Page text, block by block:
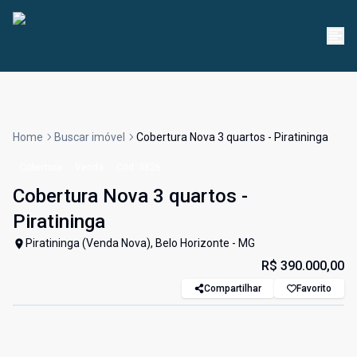
Home Buscar imóvel Cobertura Nova 3 quartos - Piratininga
Cobertura Nova 3 quartos -
Piratininga
Piratininga (Venda Nova), Belo Horizonte - MG
R$ 390.000,00
Compartilhar Favorito